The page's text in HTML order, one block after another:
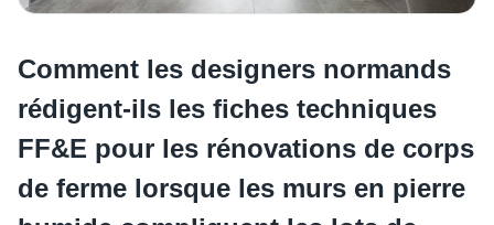
Comment les designers normands
rédigent-ils les fiches techniques
FF&E pour les rénovations de corps
de ferme lorsque les murs en pierre